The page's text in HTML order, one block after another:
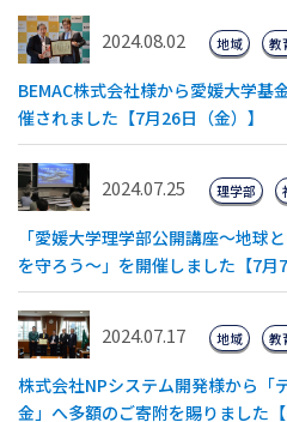
2024.08.02
BEMAC株式会社様から愛媛大学基
催されました【7月26日（金）】
地域 教
2024.07.25
「愛媛大学理学部公開講座～地球
を守ろう～」を開催しました【7月7
理学部
2024.07.17
株式会社NPシステム開発様から「
金」へ多額のご寄附を賜りました【
地域 教